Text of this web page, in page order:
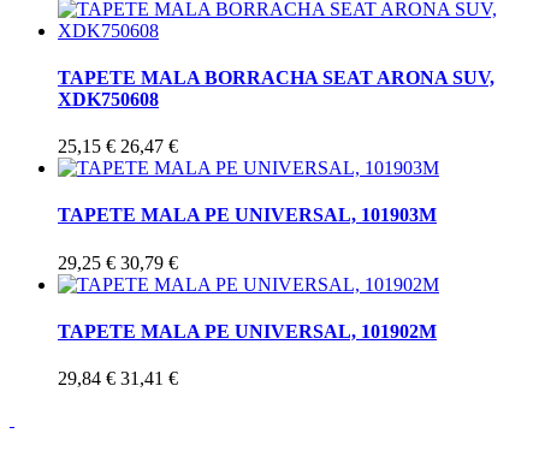
TAPETE MALA BORRACHA SEAT ARONA SUV,
XDK750608
25,15 € 26,47 €
TAPETE MALA PE UNIVERSAL, 101903M
29,25 € 30,79 €
TAPETE MALA PE UNIVERSAL, 101902M
29,84 € 31,41 €